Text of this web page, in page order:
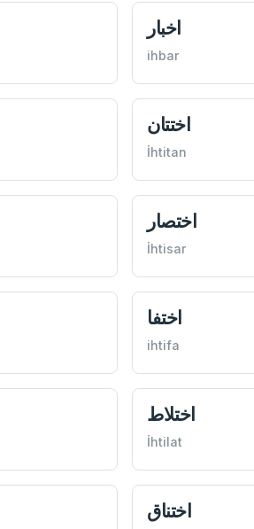
اخبار
ihbar
اختتان
İhtitan
اختصار
İhtisar
اختفا
ihtifa
اختلاط
İhtilat
اختناق